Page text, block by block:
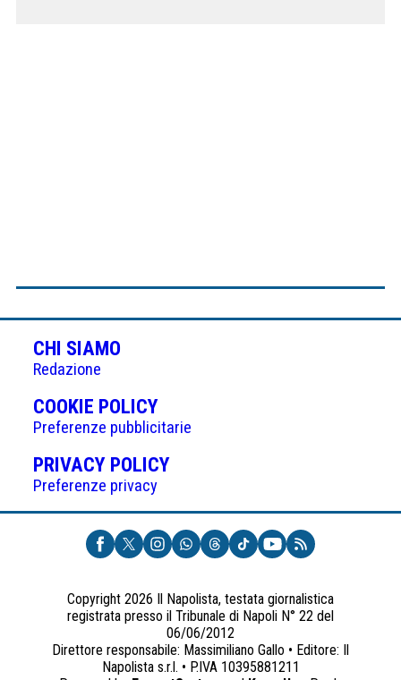
CHI SIAMO
Redazione
COOKIE POLICY(APRE
IN
UNA
NUOVA
Preferenze pubblicitarie
PRIVACY POLICY(APRE
UNA
NUOVA
SCHEDA)
Preferenze privacy
Copyright 2026 Il Napolista, testata giornalistica
registrata presso il Tribunale di Napoli N° 22 del
06/06/2012
Direttore responsabile: Massimiliano Gallo • Editore: Il
Napolista s.r.l. • P.IVA 10395881211